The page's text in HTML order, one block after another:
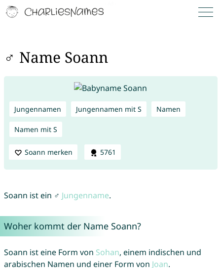
♂ Name Soann
Jungennamen Jungennamen mit S Namen
Namen mit S
Soann merken 5761
Soann ist ein ♂ Jungenname.
Woher kommt der Name Soann?
Soann ist eine Form von Sohan, einem indischen und
arabischen Namen und einer Form von Joan.